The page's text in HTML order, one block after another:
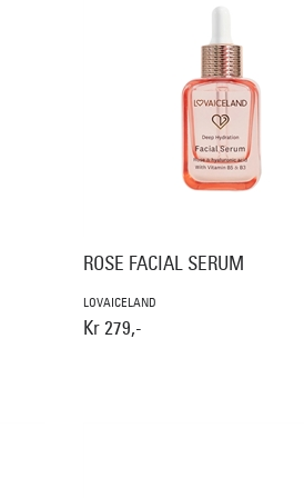
ROSE FACIAL SERUM
LOVAICELAND
Kr 279,-